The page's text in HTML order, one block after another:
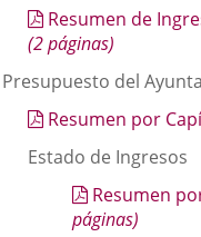
Resumen de
(2 páginas)
Presupuesto del
Resumen por
Estado de Ingresos
Resumen
páginas)